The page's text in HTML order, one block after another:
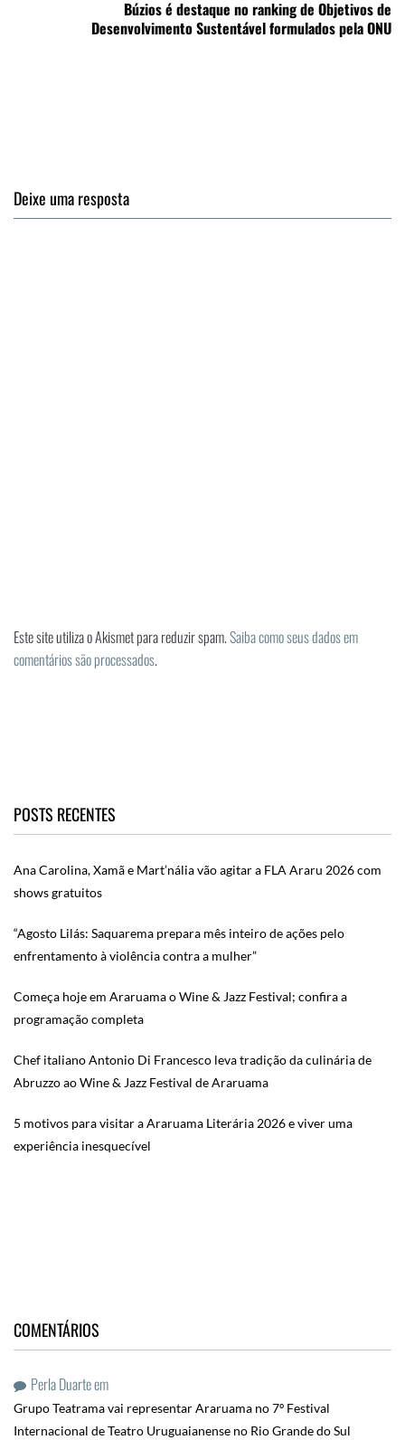
Búzios é destaque no ranking de Objetivos de
Desenvolvimento Sustentável formulados pela ONU
Deixe uma resposta
Este site utiliza o Akismet para reduzir spam.Saiba como seus dados em
comentários são processados.
POSTS RECENTES
Ana Carolina, Xamã e Mart’nália vão agitar a FLA Araru 2026 com
shows gratuitos
“Agosto Lilás: Saquarema prepara mês inteiro de ações pelo
enfrentamento à violência contra a mulher”
Começa hoje em Araruama o Wine & Jazz Festival; confira a
programação completa
Chef italiano Antonio Di Francesco leva tradição da culinária de
Abruzzo ao Wine & Jazz Festival de Araruama
5 motivos para visitar a Araruama Literária 2026 e viver uma
experiência inesquecível
COMENTÁRIOS
Perla Duarteem
Grupo Teatrama vai representar Araruama no 7º Festival
Internacional de Teatro Uruguaianense no Rio Grande do Sul